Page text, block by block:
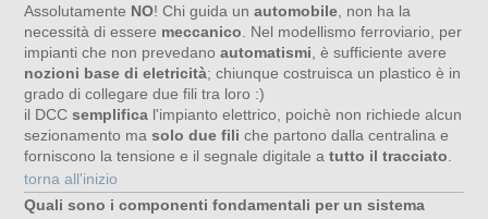
Assolutamente NO! Chi guida un automobile , non ha la
necessità di essere meccanico . Nel modellismo ferroviario, per
impianti che non prevedano automatismi , è sufficiente avere
nozioni base di eletricità; chiunque costruisca un plastico è in
grado di collegare due fili tra loro :)
il DCC semplifica l'impianto elettrico, poichè non richiede alcun
sezionamento ma solo due fili che partono dalla centralina e
forniscono la tensione e il segnale digitale a tutto il tracciato
torna all'inizio
Quali sono i componenti fondamentali per un sistema